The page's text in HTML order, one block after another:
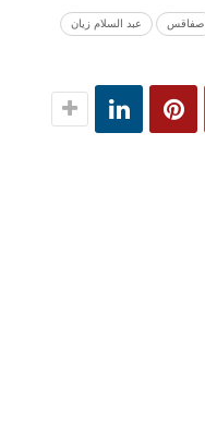
صفاقس عبد السلام زيان